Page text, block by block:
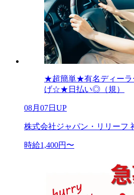
★超簡単★有名ディーラ
げ☆★日払い◎（規）
08月07日UP
株式会社ジャパン・リリーフ
時給1,400円〜